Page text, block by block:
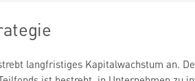
langfristiges Kapitalwachstum an.